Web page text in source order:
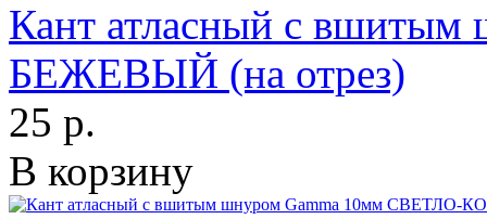
Кант атласный с
БЕЖЕВЫЙ (на отрез)
25 р.
В корзину